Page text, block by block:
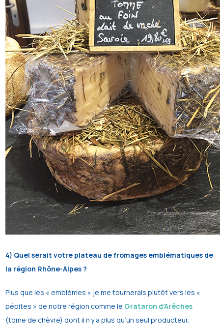
4) Quel serait votre plateau de fromages emblématiques de
la région Rhône-Alpes ?
Plus que les « emblèmes » je me tournerais plutôt vers les «
pépites » de notre région comme le Grataron d’Arêches
(tome de chèvre) dont il n’y a plus qu’un seul producteur.